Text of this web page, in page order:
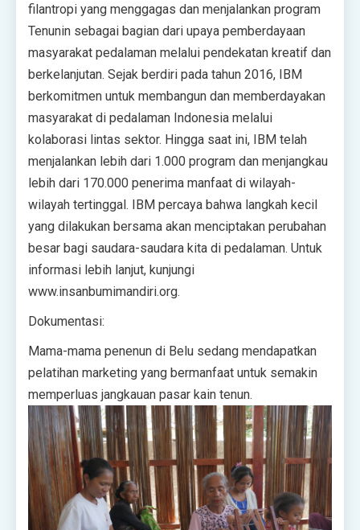
filantropi yang menggagas dan menjalankan program
Tenunin sebagai bagian dari upaya pemberdayaan
masyarakat pedalaman melalui pendekatan kreatif dan
berkelanjutan. Sejak berdiri pada tahun 2016, IBM
berkomitmen untuk membangun dan memberdayakan
masyarakat di pedalaman Indonesia melalui
kolaborasi lintas sektor. Hingga saat ini, IBM telah
menjalankan lebih dari 1.000 program dan menjangkau
lebih dari 170.000 penerima manfaat di wilayah-
wilayah tertinggal. IBM percaya bahwa langkah kecil
yang dilakukan bersama akan menciptakan perubahan
besar bagi saudara-saudara kita di pedalaman. Untuk
informasi lebih lanjut, kunjungi
www.insanbumimandiri.org.
Dokumentasi:
Mama-mama penenun di Belu sedang mendapatkan
pelatihan marketing yang bermanfaat untuk semakin
memperluas jangkauan pasar kain tenun.